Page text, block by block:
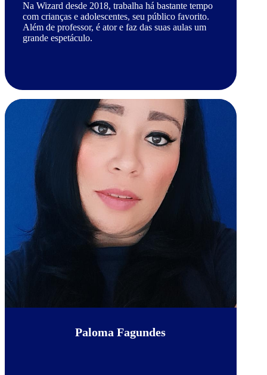
Na Wizard desde 2018, trabalha há bastante tempo
com crianças e adolescentes, seu público favorito.
Além de professor, é ator e faz das suas aulas um
grande espetáculo.
Paloma Fagundes